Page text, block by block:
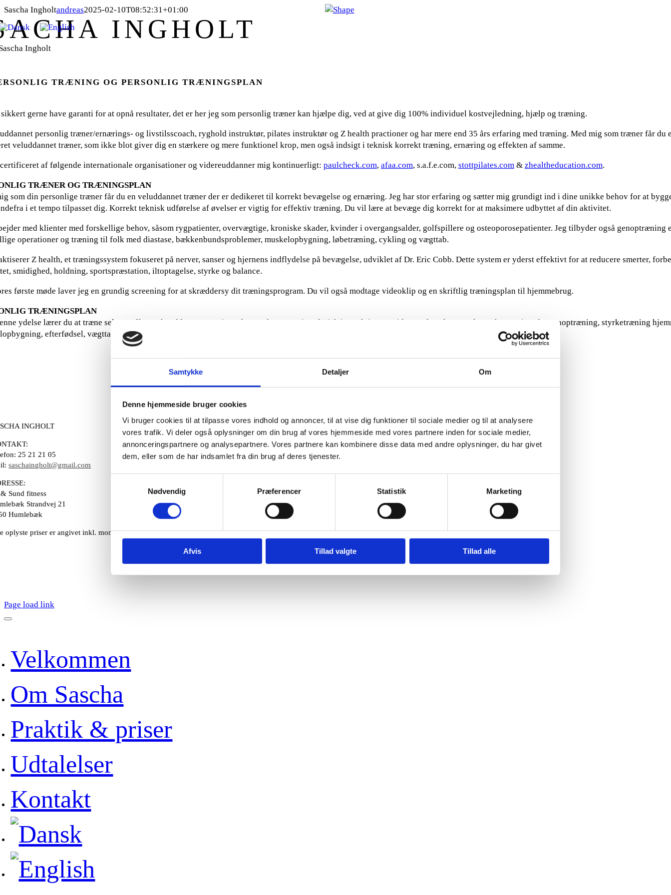
Samtykke Detaljer Om
Denne hjemmeside bruger cookies
Vi bruger cookies til at tilpasse vores indhold og annoncer, til at vise dig funktioner til sociale medier og til at analysere
vores trafik. Vi deler også oplysninger om din brug af vores hjemmeside med vores partnere inden for sociale medier,
annonceringspartnere og analysepartnere. Vores partnere kan kombinere disse data med andre oplysninger, du har givet
dem, eller som de har indsamlet fra din brug af deres tjenester.
Nødvendig
Præferencer Statistik Marketing
Afvis Tillad valgte Tillad alle
Skip
to
content
Sascha Ingholtandreas2025-02-10T08:52:31+01:00
INGHOLT
TRÆNING OG PERSONLIG TRÆNINGSPLAN
gerne have garanti for at opnå resultater, det er her jeg som personlig træner kan hjælpe dig, ved at give dig 100% individuel kostvejledning, hjælp og træning.
personlig træner/ernærings- og livstilsscoach, ryghold instruktør, pilates instruktør og Z health practioner og har mere end 35 års erfaring med træning. Med mig som træner får du
veluddannet træner, som ikke blot giver dig en stærkere og mere funktionel krop, men også indsigt i teknisk korrekt træning, ernæring og effekten af samme.
af følgende internationale organisationer og videreuddanner mig kontinuerligt: paulcheck.com, afaa.com, s.a.f.e.com, stottpilates.com& zhealtheducation.com.
TRÆNER OG TRÆNINGSPLAN
som din personlige træner får du en veluddannet træner der er dedikeret til korrekt bevægelse og ernæring. Jeg har stor erfaring og sætter mig grundigt ind i dine unikke behov for at
i et tempo tilpasset dig. Korrekt teknisk udførelse af øvelser er vigtig for effektiv træning. Du vil lære at bevæge dig korrekt for at maksimere udbyttet af din aktivitet.
med klienter med forskellige behov, såsom rygpatienter, overvægtige, kroniske skader, kvinder i overgangsalder, golfspillere og osteoporosepatienter. Jeg tilbyder også genoptræning
operationer og træning til folk med diastase, bækkenbundsproblemer, muskelopbygning, løbetræning, cykling og vægttab.
Z health, et træningssystem fokuseret på nerver, sanser og hjernens indflydelse på bevægelse, udviklet af Dr. Eric Cobb. Dette system er yderst effektivt for at reducere smerter,
smidighed, holdning, sportspræstation, iltoptagelse, styrke og balance.
første møde laver jeg en grundig screening for at skræddersy dit træningsprogram. Du vil også modtage videoklip og en skriftlig træningsplan til hjemmebrug.
TRÆNINGSPLAN
ydelse lærer du at træne selv. Du får en skræddersyet træningsplan med progression, fysisk instruktion og videoer af øvelserne. Planen kan variere fra genoptræning, styrketræning
efterfødsel, vægttab til sportsspecifik træning som golf, tennis, cykling eller anden sport.
INGHOLT
25 21 21 05
saschaingholt@gmail.com
Sund fitness
Strandvej 21
Humlebæk
oplyste priser er angivet inkl. moms
Copyright © 2024 – Sascha Ingholt
Visuelt design:Julie Secher KauWebdesign:Andreas Haladyn
Page load link
Velkommen
Om Sascha
Praktik & priser
Udtalelser
Kontakt